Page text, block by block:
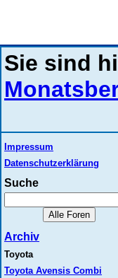
Sie sind
Impressum
Datenschutzerklärung
Suche
Archiv
Toyota
Toyota Avensis Combi